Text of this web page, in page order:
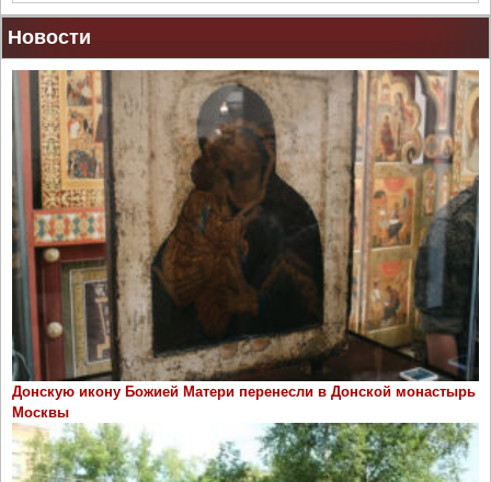
Новости
Донскую икону Божией Матери перенесли в Донской монастырь
Москвы